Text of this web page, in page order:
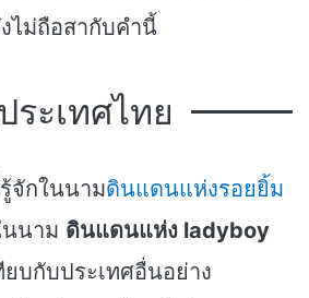
ไม่ถือสากับคำนี้
ระเทศไทย
จักในนามดินแดนแห่งรอยยิ้ม
นนาม ดินแดนแห่ง ladyboy
ยบกับประเทศอื่นอย่าง